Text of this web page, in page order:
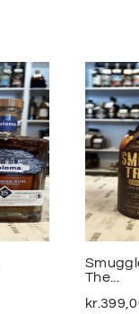
The...
kr.